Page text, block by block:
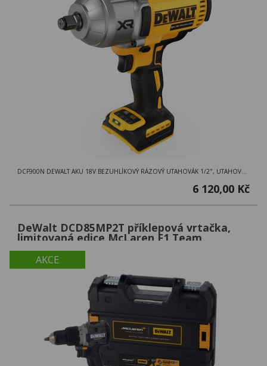
6 120,00 Kč
AKCE
DeWalt DCD85MP2T příklepová vrtačka,
limitovaná edice McLaren F1 Team